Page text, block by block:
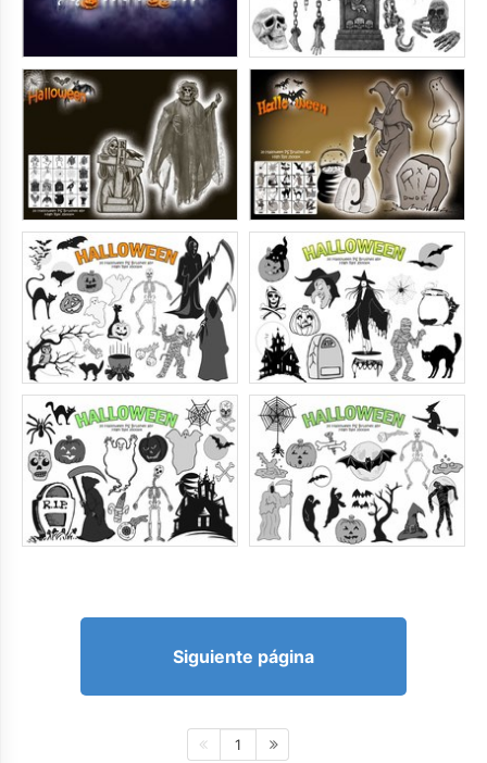
Siguiente página
1